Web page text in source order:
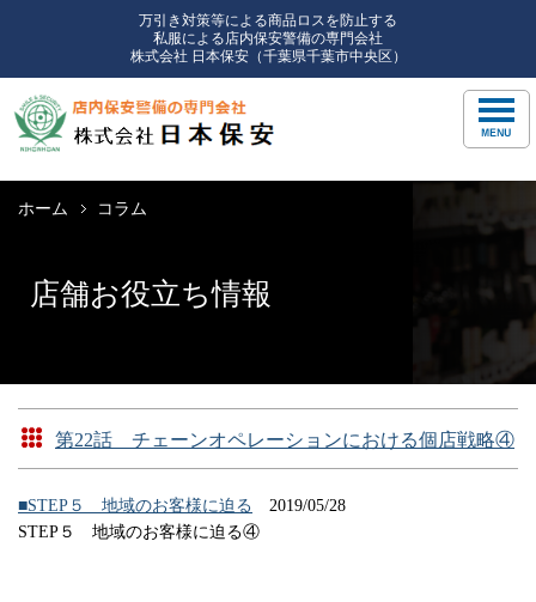
万引き対策等による商品ロスを防止する
私服による店内保安警備の専門会社
株式会社 日本保安（千葉県千葉市中央区）
ホーム コラム
店舗お役立ち情報
第22話 チェーンオペレーションにおける個店戦略④
■STEP５ 地域のお客様に迫る
2019/05/28
STEP５ 地域のお客様に迫る④